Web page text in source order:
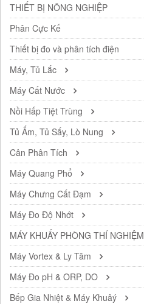
THIẾT BỊ NÔNG NGHIỆP
Phân Cực Kế
Thiết bị đo và phân tích điện
Máy, Tủ Lắc
Máy Cất Nước
Nồi Hấp Tiệt Trùng
Tủ Ấm, Tủ Sấy, Lò Nung
Cân Phân Tích
Máy Quang Phổ
Máy Chưng Cất Đạm
Máy Đo Độ Nhớt
MÁY KHUẤY PHÒNG THÍ NGHIỆM
Máy Vortex & Ly Tâm
Máy Đo pH & ORP, DO
Bếp Gia Nhiệt & Máy Khuâý